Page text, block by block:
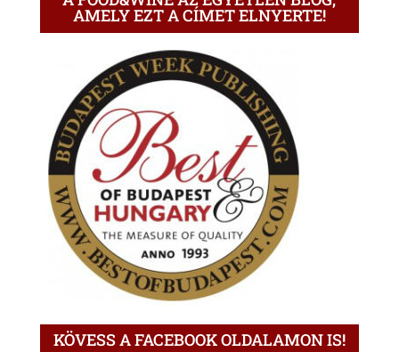
AMELY EZT A CÍMET ELNYERTE!
KÖVESS A FACEBOOK OLDALAMON IS!